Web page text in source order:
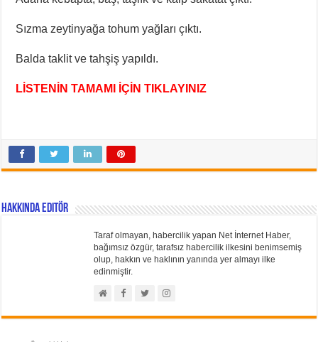
Sızma zeytinyağa tohum yağları çıktı.
Balda taklit ve tahşiş yapıldı.
LİSTENİN TAMAMI İÇİN TIKLAYINIZ
Hakkında Editör
Taraf olmayan, habercilik yapan Net İnternet Haber,
bağımsız özgür, tarafsız habercilik ilkesini benimsemiş
olup, hakkın ve haklının yanında yer almayı ilke
edinmiştir.